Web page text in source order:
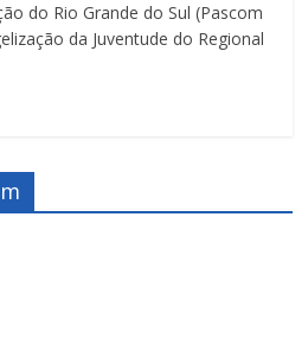
do Rio Grande do Sul (Pascom
da Juventude do Regional